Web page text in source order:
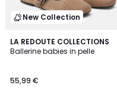
New Collection
LA REDOUTE COLLECTIONS
Ballerine babies in pelle
55,99 €